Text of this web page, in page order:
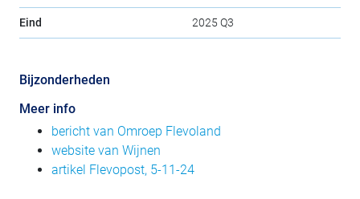
Eind 2025 Q3
Bijzonderheden
Meer info
bericht van Omroep Flevoland
website van Wijnen
artikel Flevopost, 5-11-24